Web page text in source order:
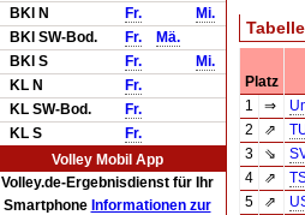
BKl N
Fr.
Mi.
BKl SW-Bod.
Fr.
Mä.
BKl S
Fr.
Mi.
KL N
Fr.
KL SW-Bod.
Fr.
KL S
Fr.
Volley Mobil App
Volley.de-Ergebnisdienst für Ihr
Smartphone Informationen zur
Tabelle
Platz
1
⇒
2
⇗
3
⇘
4
⇗
5
⇗